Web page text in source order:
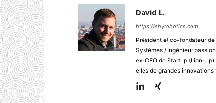
David L.
https://shyrobotics.com
Président et co-fondateur
Systèmes / Ingénieur
ex-CEO de Startup (Lion-up)
elles de grandes innovations